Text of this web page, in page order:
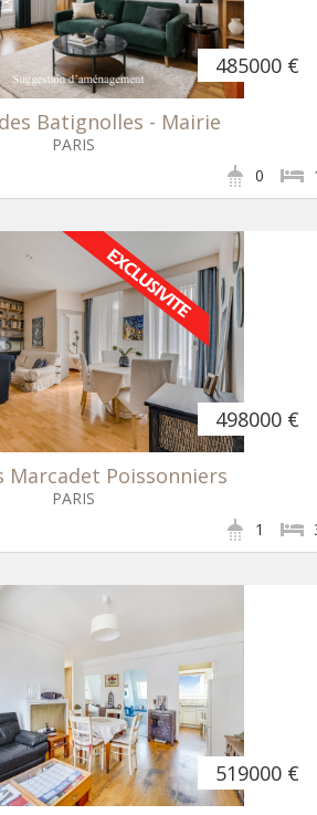
485000 €
Batignolles - Mairie
PARIS
0
498000 €
Marcadet Poissonniers
PARIS
1
519000 €